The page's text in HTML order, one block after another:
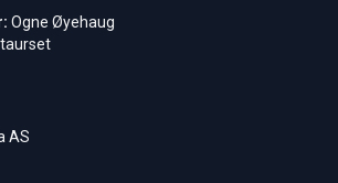
Ogne Øyehaug
AS